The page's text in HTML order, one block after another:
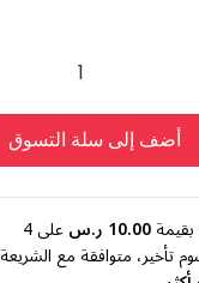
أضف إلى سلة التسوق
بقيمة10.00 ر.س على4
تأخير، متوافقة مع الشريعة